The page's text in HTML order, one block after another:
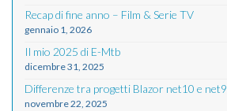
Recap di fine anno – Film & Serie TV
gennaio 1, 2026
Il mio 2025 di E-Mtb
dicembre 31, 2025
Differenze tra progetti Blazor net10 e net9
novembre 22, 2025